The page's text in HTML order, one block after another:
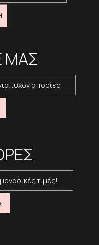
ΜΑΣ
τυχόν απορίες
τιμές!